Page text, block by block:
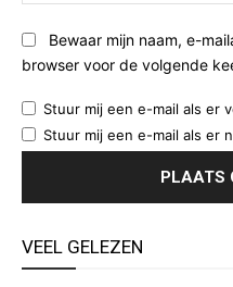
Bewaar mijn naam, e-
browser voor de volgende
Stuur mij een e-mail als er
Stuur mij een e-mail als er
VEEL GELEZEN